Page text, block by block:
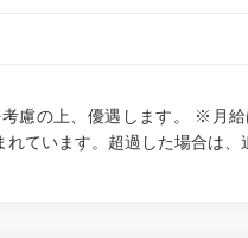
慮の上、優遇します。 ※月
ています。超過した場合は、